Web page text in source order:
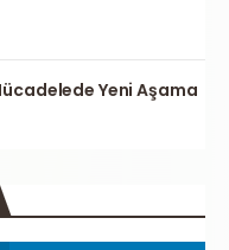
Yeni Aşama